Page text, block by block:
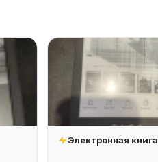
Электронная книга